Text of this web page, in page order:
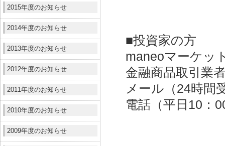
2015年度のお知らせ
2014年度のお知らせ
2013年度のお知らせ
2012年度のお知らせ
2011年度のお知らせ
2010年度のお知らせ
2009年度のお知らせ
■投資家の方
maneoマーケッ
金融商品取引業
メール（24時間
電話（平日10：